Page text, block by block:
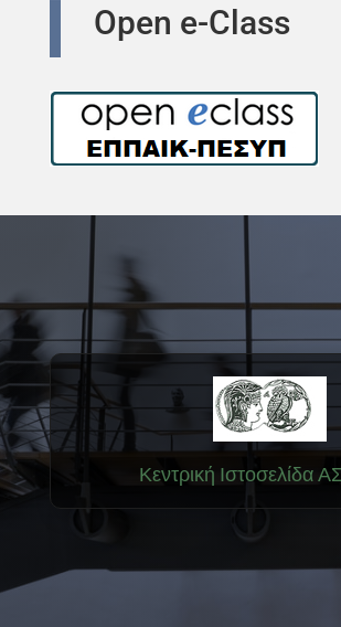
Open e-Class
Κεντρική Ιστοσελίδα